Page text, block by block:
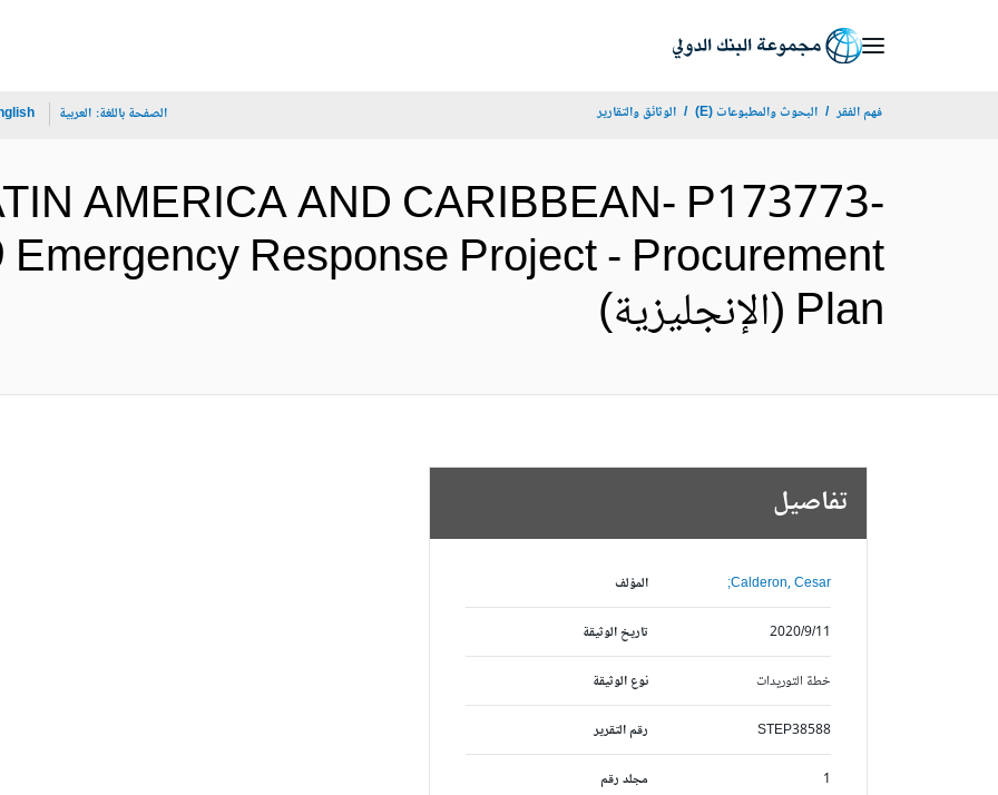
فهم الفقر البحوث والمطبوعات (E) الوثائق والتقارير الصفحة باللغة: العربية
AMERICA AND CARIBBEAN- P173773-
Response Project - Procurement
Plan (الإنجليزية)
تفاصيل
المؤلف Calderon, Cesar;
تاريخ الوثيقة 2020/9/11
نوع الوثيقة خطة التوريدات
رقم التقرير STEP38588
مجلد رقم 1